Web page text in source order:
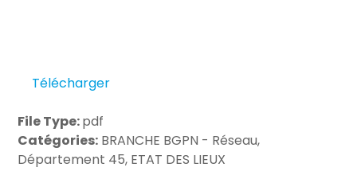
Télécharger
File Type:pdf
Catégories: BRANCHE BGPN - Réseau,
Département 45, ETAT DES LIEUX